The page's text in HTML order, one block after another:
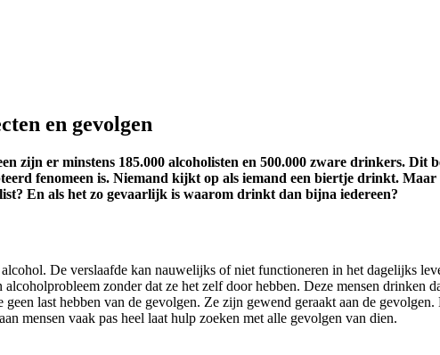
en gevolgen
zijn er minstens 185.000 alcoholisten en 500.000 zware drinkers. Dit
fenomeen is. Niemand kijkt op als iemand een biertje drinkt.
En als het zo gevaarlijk is waarom drinkt dan bijna iedereen?
De verslaafde kan nauwelijks of niet functioneren in het dagelijks
zonder dat ze het zelf door hebben. Deze mensen drinken
last hebben van de gevolgen. Ze zijn gewend geraakt aan de
mensen vaak pas heel laat hulp zoeken met alle gevolgen van dien.